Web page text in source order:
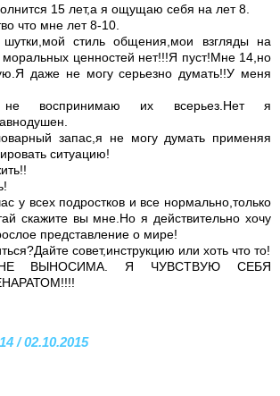
15 лет,а я ощущаю себя на лет 8.
что мне лет 8-10.
стиль общения,мои взгляды на
ценностей нет!!!Я пуст!Мне 14,но
даже не могу серьезно думать!!У меня
воспринимаю их всерьез.Нет я
запас,я не могу думать применяя
ситуацию!
у всех подростков и все нормально,только
скажите вы мне.Но я действительно хочу
представление о мире!
совет,инструкцию или хоть что то!
ВЫНОСИМА. Я ЧУВСТВУЮ СЕБЯ
/ 02.10.2015